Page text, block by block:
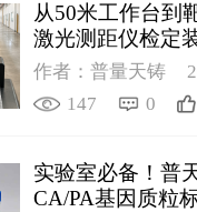
从50米工作台到
激光测距仪检定
作者：普量天铸
147
0
实验室必备！普
CA/PA基因质粒